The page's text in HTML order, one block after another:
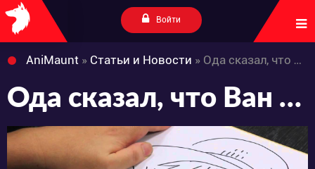
Войти
AniMaunt » Статьи и Новости » Ода сказал, что Ван Пису конец
Ода сказал, что Ван Пису конец